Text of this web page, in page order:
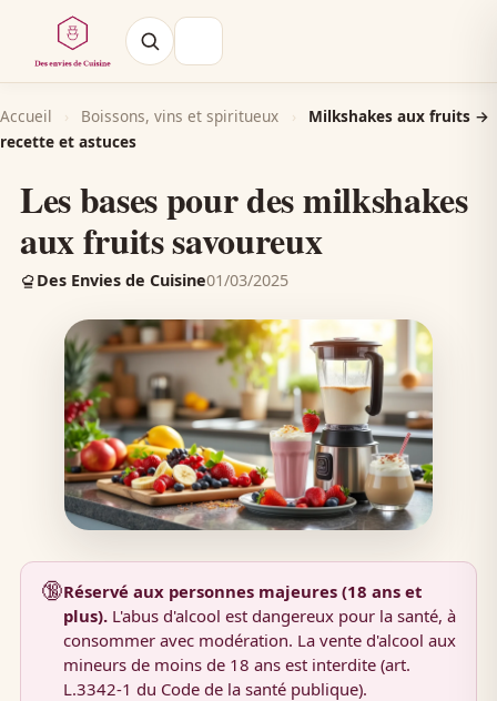
Accueil › Boissons, vins et spiritueux ›
Milkshakes aux fruits →
recette et astuces
Les bases pour des milkshakes
aux fruits savoureux
Des Envies de Cuisine01/03/2025
🔞Réservé aux personnes majeures (18 ans et
plus).L'abus d'alcool est dangereux pour la santé, à
consommer avec modération. La vente d'alcool aux
mineurs de moins de 18 ans est interdite (art.
L.3342-1 du Code de la santé publique).